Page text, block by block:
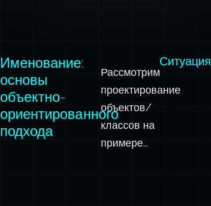
Именование:
основы
объектно-
ориентированного
подхода
Рассмотрим
проектирование
объектов/
классов на
примере…
Ситуация